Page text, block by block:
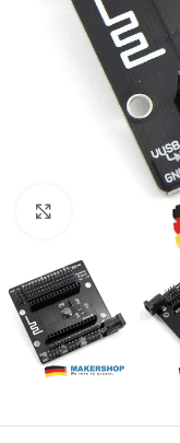
Click to enlarge